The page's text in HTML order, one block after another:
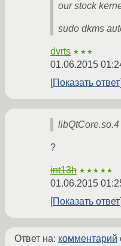
our stock
sudo dkms
dvrts ★★★
01.06.2015
Показать ответ
libQtCore.so.4
?
int13h ★★★★★
01.06.2015
Показать ответ
Ответ на: комментарий